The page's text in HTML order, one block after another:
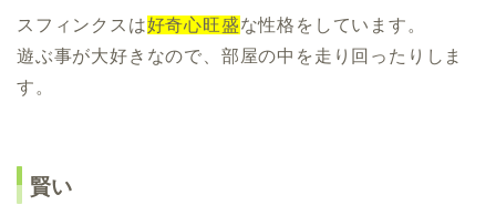
スフィンクスは好奇心旺盛な性格をしています。
遊ぶ事が大好きなので、部屋の中を走り回ったりしま
す。
賢い